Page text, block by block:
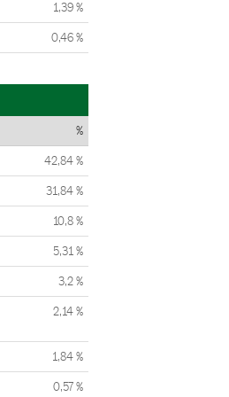
1,39 %
0,46 %
%
42,84 %
31,84 %
10,8 %
5,31 %
3,2 %
2,14 %
1,84 %
0,57 %